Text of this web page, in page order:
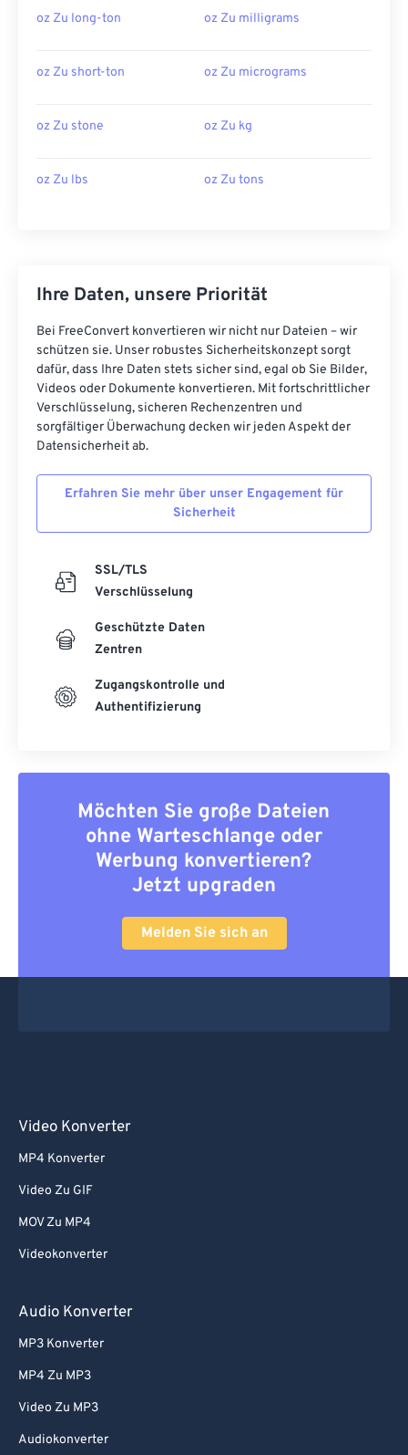
oz Zu long-ton oz Zu milligrams
oz Zu short-ton oz Zu micrograms
oz Zu stone oz Zu kg
oz Zu lbs oz Zu tons
Ihre Daten, unsere Priorität
Bei FreeConvert konvertieren wir nicht nur Dateien – wir
schützen sie. Unser robustes Sicherheitskonzept sorgt
dafür, dass Ihre Daten stets sicher sind, egal ob Sie Bilder,
Videos oder Dokumente konvertieren. Mit fortschrittlicher
Verschlüsselung, sicheren Rechenzentren und
sorgfältiger Überwachung decken wir jeden Aspekt der
Datensicherheit ab.
Erfahren Sie mehr über unser Engagement für
Sicherheit
SSL/TLS
Verschlüsselung
Geschützte Daten
Zentren
Zugangskontrolle und
Authentifizierung
Möchten Sie große Dateien
ohne Warteschlange oder
Werbung konvertieren?
Jetzt upgraden
Melden Sie sich an
Video Konverter
MP4 Konverter
Video Zu GIF
MOV Zu MP4
Videokonverter
Audio Konverter
MP3 Konverter
MP4 Zu MP3
Video Zu MP3
Audiokonverter